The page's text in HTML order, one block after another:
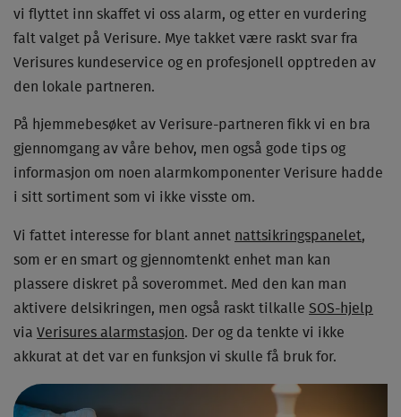
vi flyttet inn skaffet vi oss alarm, og etter en vurdering
falt valget på Verisure. Mye takket være raskt svar fra
Verisures kundeservice og en profesjonell opptreden av
den lokale partneren.
På hjemmebesøket av Verisure-partneren fikk vi en bra
gjennomgang av våre behov, men også gode tips og
informasjon om noen alarmkomponenter Verisure hadde
i sitt sortiment som vi ikke visste om.
Vi fattet interesse for blant annet nattsikringspanelet,
som er en smart og gjennomtenkt enhet man kan
plassere diskret på soverommet. Med den kan man
aktivere delsikringen, men også raskt tilkalle SOS-hjelp
via Verisures alarmstasjon. Der og da tenkte vi ikke
akkurat at det var en funksjon vi skulle få bruk for.